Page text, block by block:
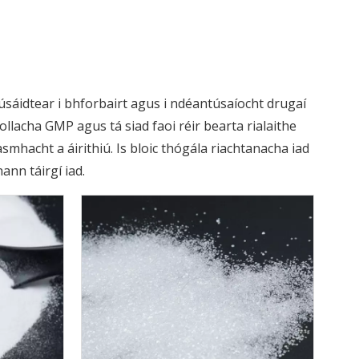
i bhforbairt agus i ndéantúsaíocht drugaí
GMP agus tá siad faoi réir bearta rialaithe
a áirithiú. Is bloic thógála riachtanacha iad
táirgí iad.